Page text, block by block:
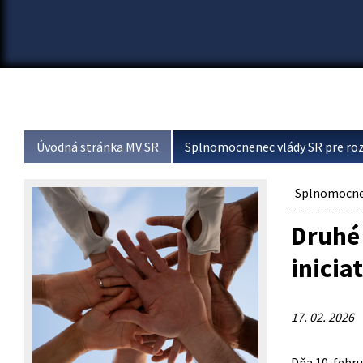
Úvodná stránka MV SR Splnomocnenec vlády SR pre
17. 02. 2026